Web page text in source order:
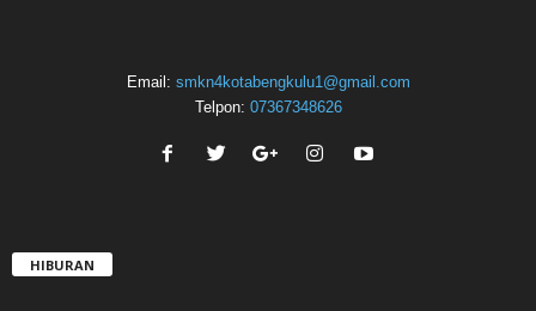
Email: smkn4kotabengkulu1@gmail.com
Telpon: 07367348626
HIBURAN